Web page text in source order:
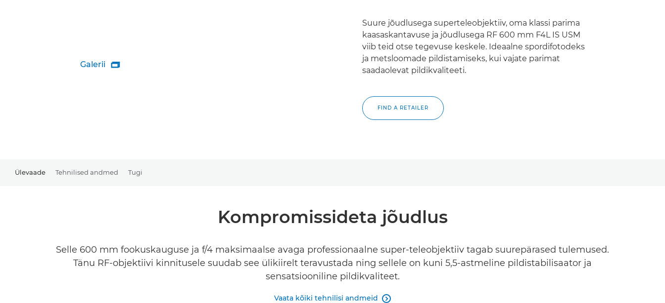
Galerii 
Suure jõudlusega superteleobjektiiv, oma klassi parima
kaasaskantavuse ja jõudlusega RF 600 mm F4L IS USM
viib teid otse tegevuse keskele. Ideaalne spordifotodeks
ja metsloomade pildistamiseks, kui vajate parimat
saadaolevat pildikvaliteeti.
FIND A RETAILER
Ülevaade Tehnilised andmed Tugi
Kompromissideta jõudlus
Selle 600 mm fookuskauguse ja f/4 maksimaalse avaga professionaalne super-teleobjektiiv tagab suurepärased tulemused.
Tänu RF-objektiivi kinnitusele suudab see ülikiirelt teravustada ning sellele on kuni 5,5-astmeline pildistabilisaator ja
sensatsiooniline pildikvaliteet.
Vaata kõiki tehnilisi andmeid 